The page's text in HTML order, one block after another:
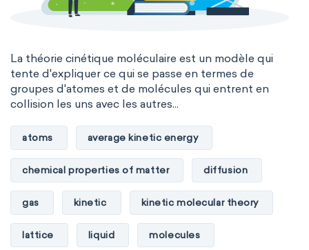
La théorie cinétique moléculaire est un modèle qui
tente d'expliquer ce qui se passe en termes de
groupes d'atomes et de molécules qui entrent en
collision les uns avec les autres...
atoms average kinetic energy
chemical properties of matter diffusion
gas kinetic kinetic molecular theory
lattice liquid molecules